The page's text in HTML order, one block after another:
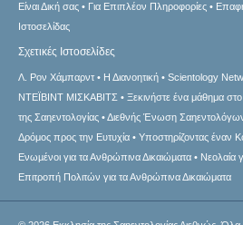
Είναι Δική σας
Για Επιπλέον Πληροφορίες
Ιστοσελίδας
Σχετικές Ιστοσελίδες
Λ. Ρον Χάμπαρντ Η Διανοητική Scientology
ΝΤΕΪΒΙΝΤ ΜΙΣΚAΒΙΤΣ
Ξεκινήστε ένα μάθημα στο
της Σαηεντολογίας
Διεθνής Ένωση
Δρόμος προς την Ευτυχία
Υποστηρίζοντας έναν
Ενωµένοι για τα Ανθρώπινα Δικαιώµατα
Νεολαία
Επιτροπή Πολιτών για τα Ανθρώπινα Δικαιώματα